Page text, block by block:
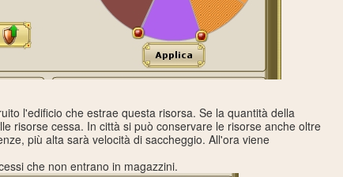
l'edificio che estrae questa risorsa. Se la quantità della
risorse cessa. In città si può conservare le risorse anche oltre
più alta sarà velocità di saccheggio. All'ora viene
che non entrano in magazzini.